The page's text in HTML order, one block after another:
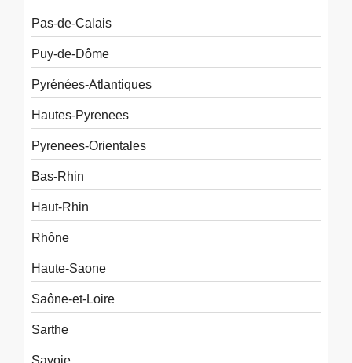
Pas-de-Calais
Puy-de-Dôme
Pyrénées-Atlantiques
Hautes-Pyrenees
Pyrenees-Orientales
Bas-Rhin
Haut-Rhin
Rhône
Haute-Saone
Saône-et-Loire
Sarthe
Savoie